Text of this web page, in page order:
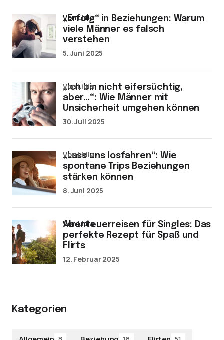
„Erfolg“ in Beziehungen: Warum
viele Männer es falsch
verstehen
von Lidia
5. Juni 2025
„Ich bin nicht eifersüchtig,
aber…“: Wie Männer mit
Unsicherheit umgehen können
von Lidia
30. Juli 2025
„Lass uns losfahren“: Wie
spontane Trips Beziehungen
stärken können
von Lidia
8. Juni 2025
Abenteuerreisen für Singles: Das
perfekte Rezept für Spaß und
Flirts
von Lidia
12. Februar 2025
Kategorien